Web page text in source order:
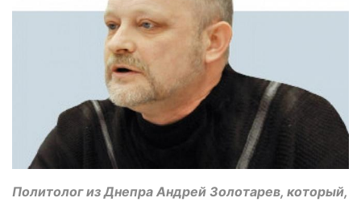
Политолог из Днепра Андрей Золотарев, который,